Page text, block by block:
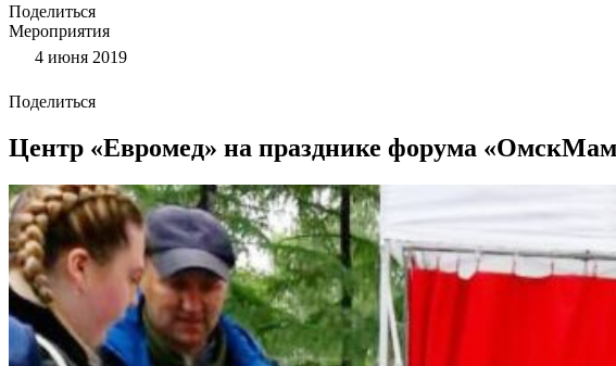
Поделиться
Мероприятия
4 июня 2019
Поделиться
Центр «Евромед» на празднике форума